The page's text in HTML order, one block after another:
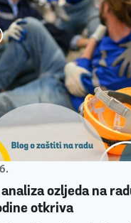
ozljeda na
otkriva